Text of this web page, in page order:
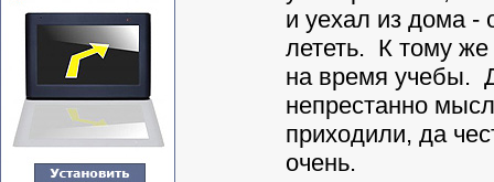
и уехал из дома -
лететь. К тому
на время учебы.
непрестанно
приходили, да
очень.